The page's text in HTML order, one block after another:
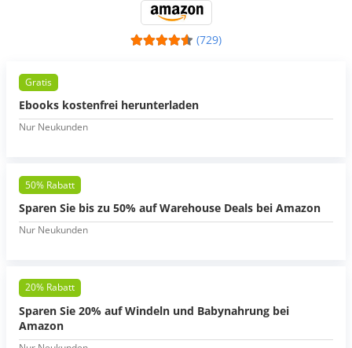
(729)
Gratis
Ebooks kostenfrei herunterladen
Nur Neukunden
50% Rabatt
Sparen Sie bis zu 50% auf Warehouse Deals bei Amazon
Nur Neukunden
20% Rabatt
Sparen Sie 20% auf Windeln und Babynahrung bei
Amazon